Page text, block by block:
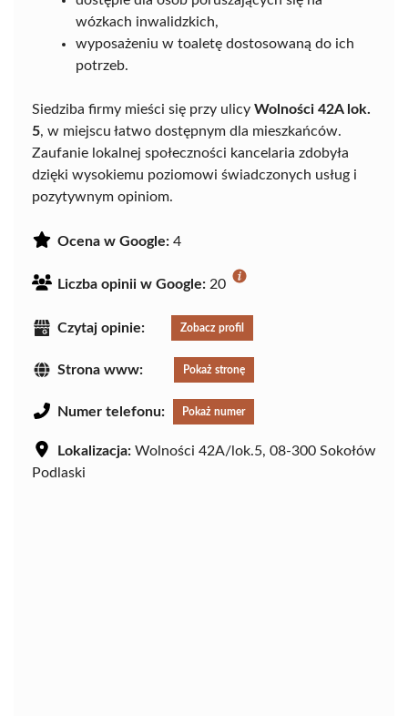
wózkach inwalidzkich,
wyposażeniu w toaletę dostosowaną do ich
potrzeb.
Siedziba firmy mieści się przy ulicy Wolności 42A lok.
5, w miejscu łatwo dostępnym dla mieszkańców.
Zaufanie lokalnej społeczności kancelaria zdobyła
dzięki wysokiemu poziomowi świadczonych usług i
pozytywnym opiniom.
Ocena w Google: 4
Liczba opinii w Google: 20
Czytaj opinie: Zobacz profil
Strona www: Pokaż stronę
Numer telefonu: Pokaż numer
Lokalizacja: Wolności 42A/lok.5, 08-300 Sokołów
Podlaski